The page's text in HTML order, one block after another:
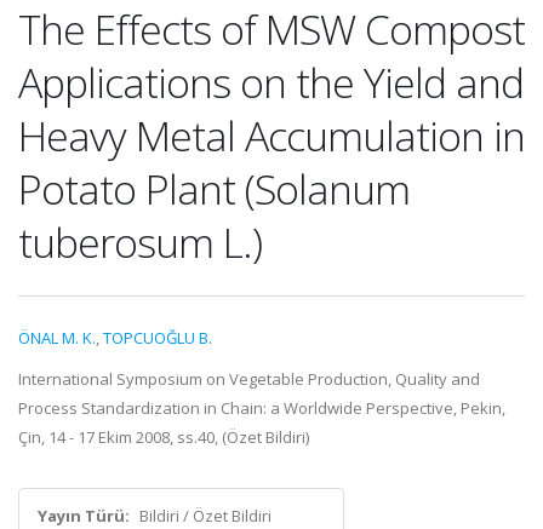
The Effects of MSW Compost
Applications on the Yield and
Heavy Metal Accumulation in
Potato Plant (Solanum
tuberosum L.)
ÖNAL M. K.,TOPCUOĞLU B.
International Symposium on Vegetable Production, Quality and
Process Standardization in Chain: a Worldwide Perspective, Pekin,
Çin, 14 - 17 Ekim 2008, ss.40, (Özet Bildiri)
Yayın Türü: Bildiri / Özet Bildiri